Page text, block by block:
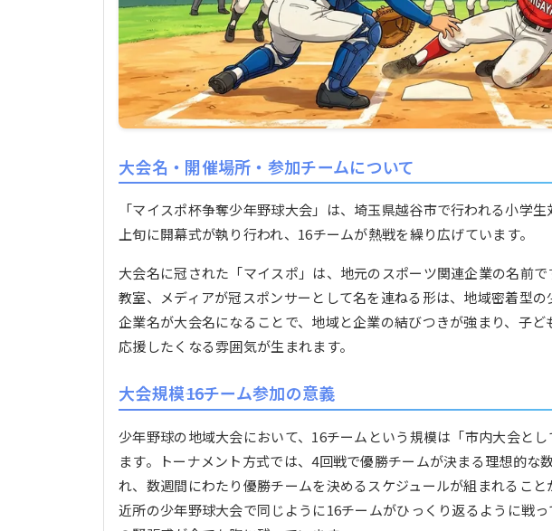
大会名・開催場所・参加チームについて
「マイスポ杯争奪少年野球大会」は、埼玉県越谷市で行われる小学
上旬に開幕式が執り行われ、16チームが熱戦を繰り広げています。
大会名に冠された「マイスポ」は、地元のスポーツ関連企業の名前
教室、メディアが冠スポンサーとして名を連ねる形は、地域密着型の
企業名が大会名になることで、地域と企業の結びつきが強まり、子
応援したくなる雰囲気が生まれます。
大会規模――16チーム参加の意義
少年野球の地域大会において、16チームという規模は「市内大会と
ます。トーナメント方式では、4回戦で優勝チームが決まる理想的な
れ、数週間にわたり優勝チームを決めるスケジュールが組まれること
近所の少年野球大会で同じように16チームがひっくり返るように戦